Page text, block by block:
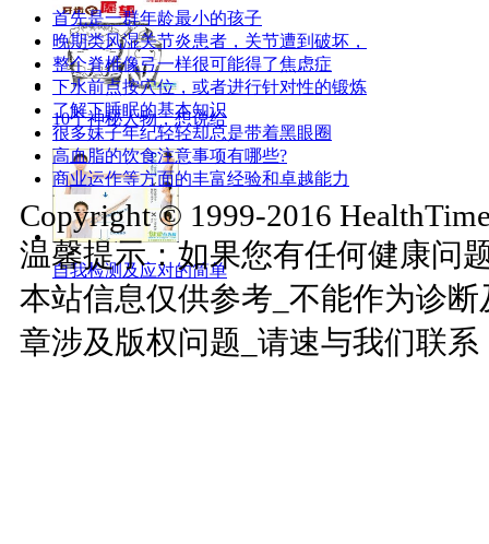
10个神秘人物，想说给
自我检测及应对的简单
首先是一群年龄最小的孩子
晚期类风湿关节炎患者，关节遭到破坏，
整个脊椎像弓一样很可能得了焦虑症
下水前点按穴位，或者进行针对性的锻炼
了解下睡眠的基本知识
很多妹子年纪轻轻却总是带着黑眼圈
高血脂的饮食注意事项有哪些?
商业运作等方面的丰富经验和卓越能力
Copyright © 1999-2016
温馨提示：如果您有任何健康问
本站信息仅供参考_不能作为诊
章涉及版权问题_请速与我们联系